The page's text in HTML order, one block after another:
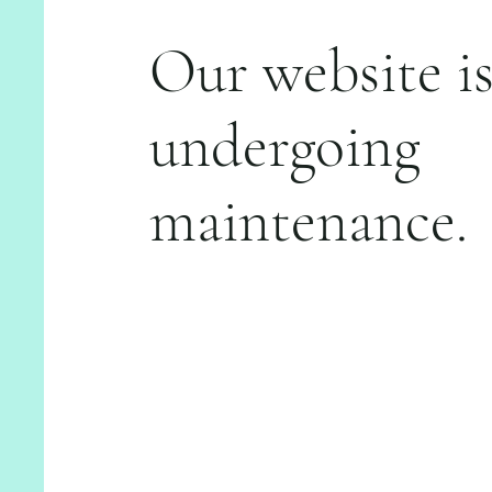
Our website
undergoing
maintenance.